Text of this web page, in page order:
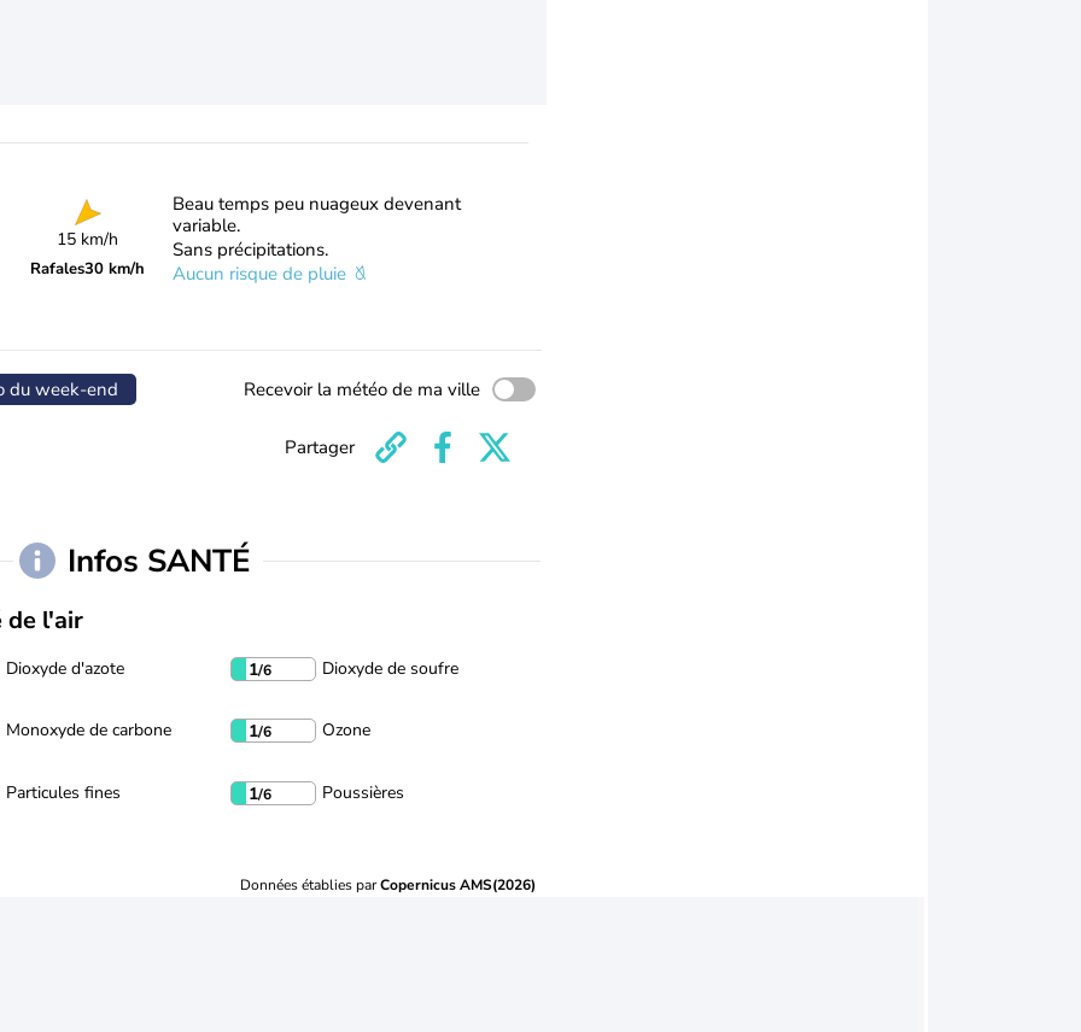
15 km/h
Rafales30 km/h
Beau temps peu nuageux devenant
variable.
Sans précipitations.
Aucun risque de pluie
du week-end Recevoir la météo de ma ville
Partager
Infos SANTÉ
l'air
Dioxyde d'azote 1/6 Dioxyde de soufre
Monoxyde de carbone 1/6 Ozone
Particules fines 1/6 Poussières
Données établies parCopernicus AMS(2026)